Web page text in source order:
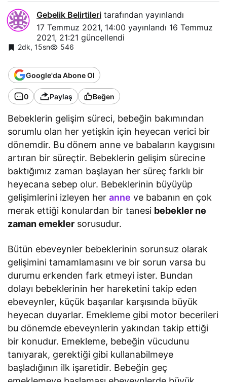
Gebelik Belirtileri tarafından yayınlandı
17 Temmuz 2021, 14:00 yayınlandı 16 Temmuz
2021, 21:21 güncellendi
2dk, 15sn 546
Google'da Abone Ol
0 Paylaş Beğen
Bebeklerin gelişim süreci, bebeğin bakımından
sorumlu olan her yetişkin için heyecan verici bir
dönemdir. Bu dönem anne ve babaların kaygısını
artıran bir süreçtir. Bebeklerin gelişim sürecine
baktığımız zaman başlayan her süreç farklı bir
heyecana sebep olur. Bebeklerinin büyüyüp
gelişimlerini izleyen heranne ve babanın en çok
merak ettiği konulardan bir tanesi bebekler ne
zaman emekler sorusudur.
Bütün ebeveynler bebeklerinin sorunsuz olarak
gelişimini tamamlamasını ve bir sorun varsa bu
durumu erkenden fark etmeyi ister. Bundan
dolayı bebeklerinin her hareketini takip eden
ebeveynler, küçük başarılar karşısında büyük
heyecan duyarlar. Emekleme gibi motor becerileri
bu dönemde ebeveynlerin yakından takip ettiği
bir konudur. Emekleme, bebeğin vücudunu
tanıyarak, gerektiği gibi kullanabilmeye
başladığının ilk işaretidir. Bebeğin geç